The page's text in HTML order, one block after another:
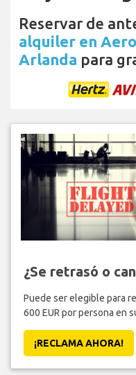
Reservar de
alquiler en
Arlanda para
¿Se retrasó o
Puede ser elegible para
600 EUR por persona en
¡RECLAMA AHORA!